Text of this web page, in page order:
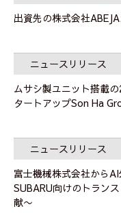
出資先の株式会社
ニュースリリース
ムサシ製ユニット搭載
タートアップSon Ha
ニュースリリース
富士機械株式会社から
SUBARU向けのトラン
献〜